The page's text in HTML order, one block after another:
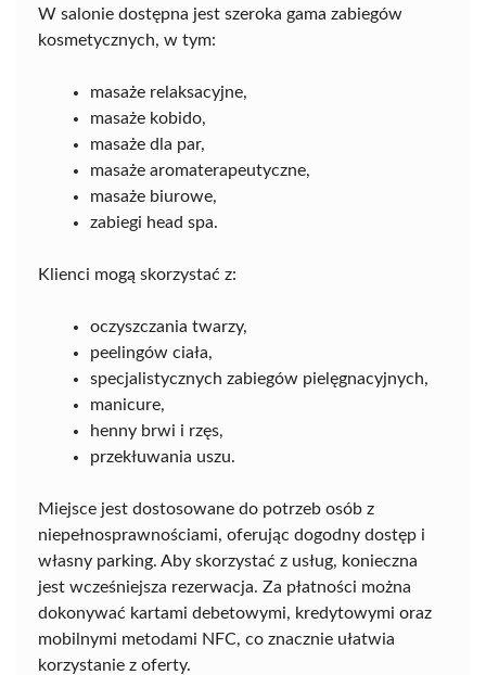
W salonie dostępna jest szeroka gama zabiegów
kosmetycznych, w tym:
masaże relaksacyjne,
masaże kobido,
masaże dla par,
masaże aromaterapeutyczne,
masaże biurowe,
zabiegi head spa.
Klienci mogą skorzystać z:
oczyszczania twarzy,
peelingów ciała,
specjalistycznych zabiegów pielęgnacyjnych,
manicure,
henny brwi i rzęs,
przekłuwania uszu.
Miejsce jest dostosowane do potrzeb osób z
niepełnosprawnościami, oferując dogodny dostęp i
własny parking. Aby skorzystać z usług, konieczna
jest wcześniejsza rezerwacja. Za płatności można
dokonywać kartami debetowymi, kredytowymi oraz
mobilnymi metodami NFC, co znacznie ułatwia
korzystanie z oferty.